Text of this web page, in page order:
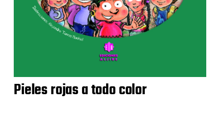
Pieles rojas a todo color